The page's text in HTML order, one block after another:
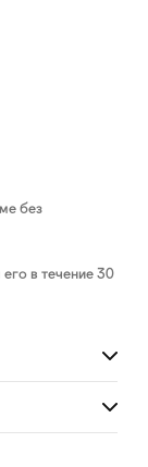
без
в течение 30